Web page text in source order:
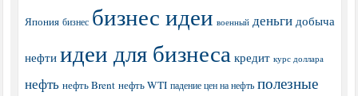
Япония бизнес бизнес идеи военный деньги добыча
нефти идеи для бизнеса кредит курс доллара
нефть нефть Brent нефть WTI падение цен на нефть полезные